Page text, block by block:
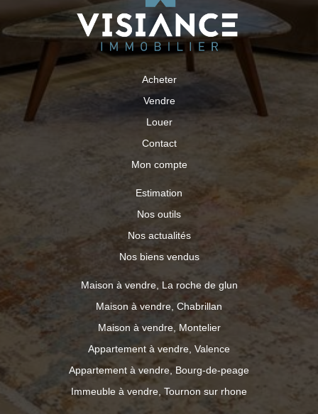
Acheter
Vendre
Louer
Contact
Mon compte
Estimation
Nos outils
Nos actualités
Nos biens vendus
Maison à vendre, La roche de glun
Maison à vendre, Chabrillan
Maison à vendre, Montelier
Appartement à vendre, Valence
Appartement à vendre, Bourg-de-peage
Immeuble à vendre, Tournon sur rhone